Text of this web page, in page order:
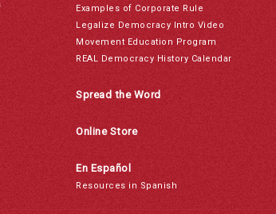
Examples of Corporate Rule
Legalize Democracy Intro Video
Movement Education Program
REAL Democracy History Calendar
Spread the Word
Online Store
En Español
Resources in Spanish